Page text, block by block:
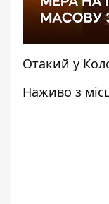
Отакий у
Наживо з